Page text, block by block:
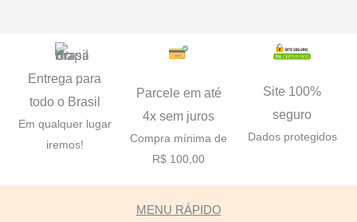
Entrega para
todo o Brasil
Em qualquer lugar
iremos!
Parcele em até
4x sem juros
Compra mínima de
R$ 100,00
Site 100%
seguro
Dados protegidos
MENU RÁPIDO